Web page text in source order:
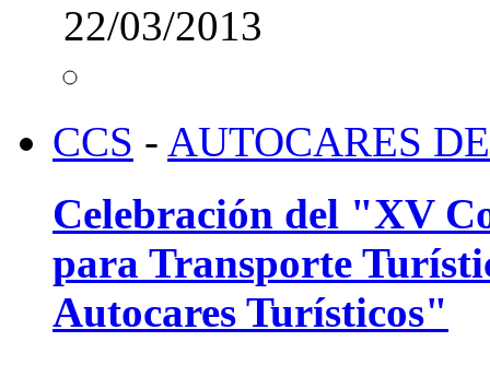
22/03/2013
CCS - AUTOCARES
Celebración del "XV
para Transporte
Autocares Turísticos"